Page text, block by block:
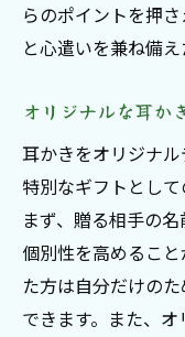
耳か
オリ
特別な
プ
特別
耳か
特別
耳か
らのポイントを押
と心遣いを兼ね備
オリジナルな耳か
耳かきをオリジナ
特別なギフトとして
まず、贈る相手の
個別性を高めるこ
た方は自分だけの
できます。また、